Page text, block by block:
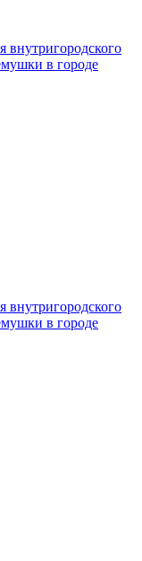
внутригородского
в городе
внутригородского
в городе